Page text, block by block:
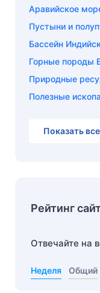
Аравийское
Пустыни и
Бассейн
Горные породы
Природные
Полезные
Показать все
Рейтинг
Отвечайте на
Неделя Общий